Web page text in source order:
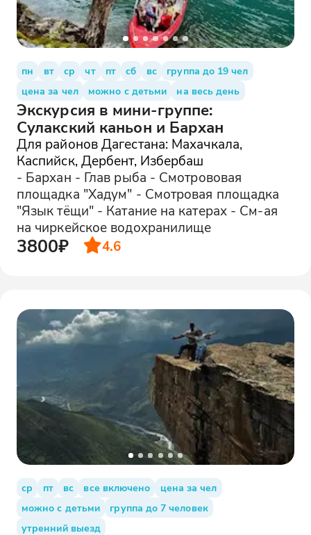
пн вт ср чт пт сб вс
группа до 19 чел
цена за чел
можно с детьми на весь день
Экскурсия в мини-группе:
Сулакский каньон и Бархан
Для районов Дагестана: Махачкала,
Каспийск, Дербент, Избербаш
- Бархан - Глав рыба - Смотрововая
площадка "Хадум" - Смотровая площадка
"Язык тёщи" - Катание на катерах - См-ая
на чиркейское водохранилище
3800₽ 4.6
ср пт вс все включено
цена за чел
можно с детьми
группа до 7 человек
утренний выезд